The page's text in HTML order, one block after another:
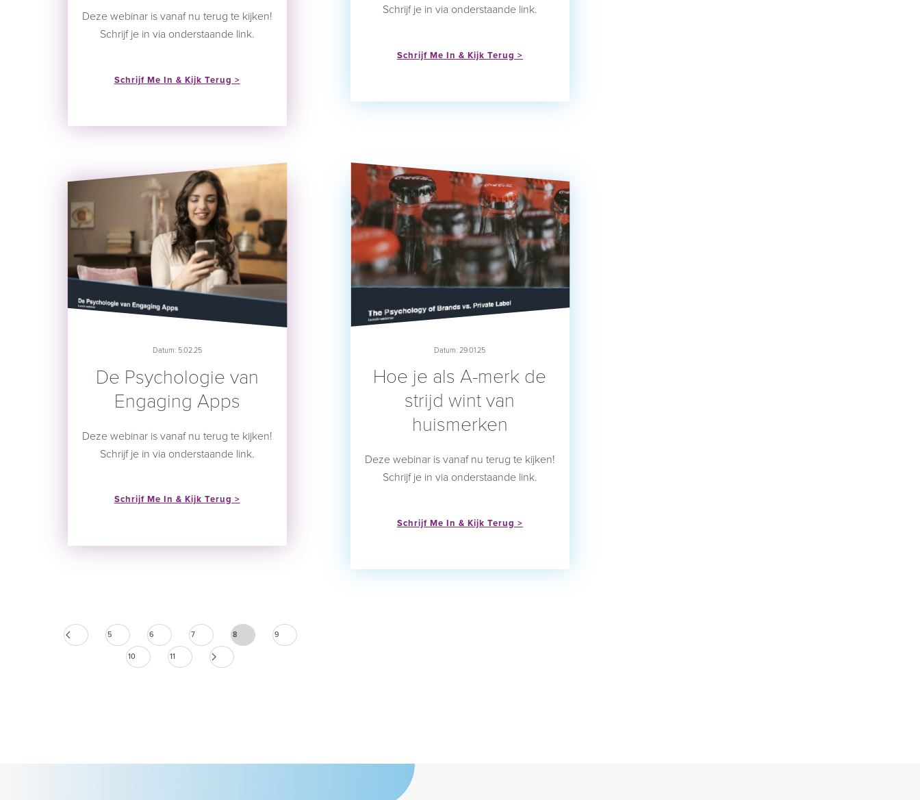
Deze webinar is vanaf nu terug te kijken!
Schrijf je in via onderstaande link.
Schrijf Me In & Kijk Terug
Schrijf je in via onderstaande link.
Schrijf Me In & Kijk Terug
Datum: 5.02.25
De Psychologie van
Engaging Apps
Deze webinar is vanaf nu terug te kijken!
Schrijf je in via onderstaande link.
Schrijf Me In & Kijk Terug
Datum: 29.01.25
Hoe je als A-merk de
strijd wint van
huismerken
Deze webinar is vanaf nu terug te kijken!
Schrijf je in via onderstaande link.
Schrijf Me In & Kijk Terug
5 6 7 8 9
10 11